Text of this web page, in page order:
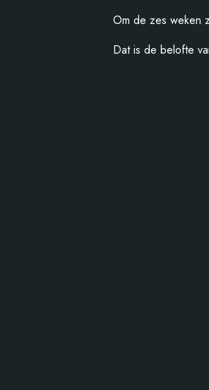
Om de zes weken
Dat is de belofte